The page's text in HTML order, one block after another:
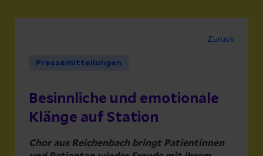
Zurück
Pressemitteilungen
Besinnliche und emotionale
Klänge auf Station
Chor aus Reichenbach bringt Patientinnen